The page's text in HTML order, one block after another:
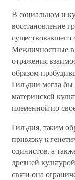
В социальном и
восстановление
существовавшего
Межличностные
отражения
образом
Гильдии могла бы
материнской
племенной по
Гильдия, таким
привязку к
одинистов, а
древней
связи она